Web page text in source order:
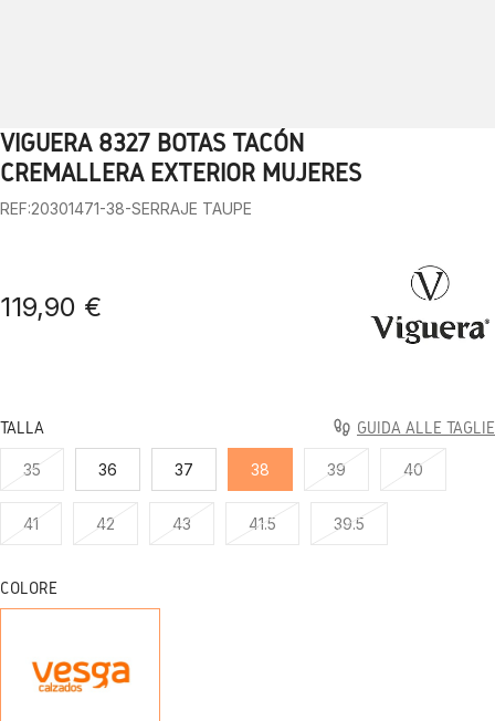
1 2 3
VIGUERA 8327 BOTAS TACÓN
CREMALLERA EXTERIOR MUJERES
REF:20301471-38-SERRAJE TAUPE
119,90 €
TALLA GUIDA ALLE TAGLIE
35 36 37 38 39 40
41 42 43 41.5 39.5
COLORE